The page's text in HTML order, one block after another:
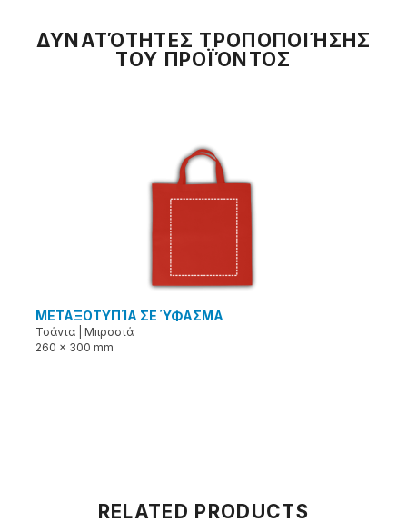
ΔΥΝΑΤΌΤΗΤΕΣ ΤΡΟΠΟΠΟΙΉΣΗΣ
ΤΟΥ ΠΡΟΪΌΝΤΟΣ
ΜΕΤΑΞΟΤΥΠΊΑ ΣΕ ΎΦΑΣΜΑ
Τσάντα
Μπροστά
260 x 300 mm
RELATED PRODUCTS